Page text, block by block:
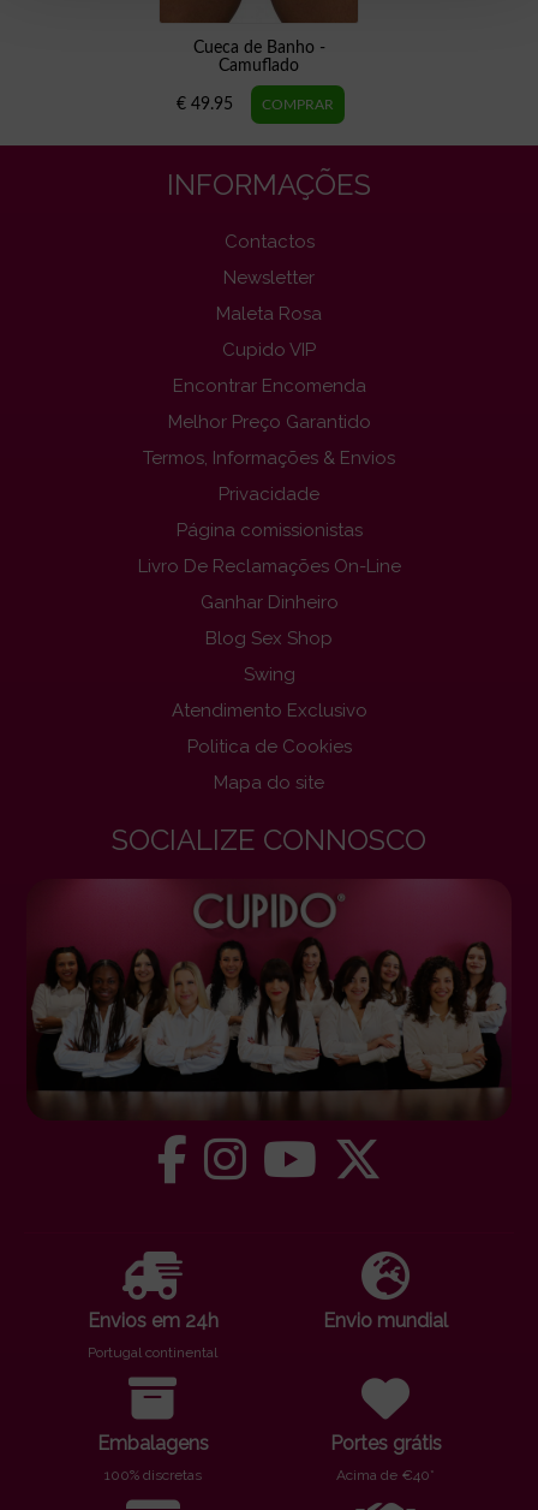
Cueca de Banho -
Camuflado
€ 49.95
INFORMAÇÕES
Contactos
Newsletter
Maleta Rosa
Cupido VIP
Encontrar Encomenda
Melhor Preço Garantido
Termos, Informações & Envios
Privacidade
Página comissionistas
Livro De Reclamações On-Line
Ganhar Dinheiro
Blog Sex Shop
Swing
Atendimento Exclusivo
Politica de Cookies
Mapa do site
SOCIALIZE CONNOSCO
Envios em 24h
Portugal continental
Envio mundial
Embalagens
100% discretas
Portes grátis
Acima de €40*